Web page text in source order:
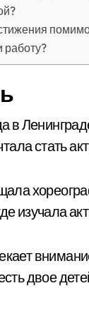
работу?
в
стать
изучала
двое